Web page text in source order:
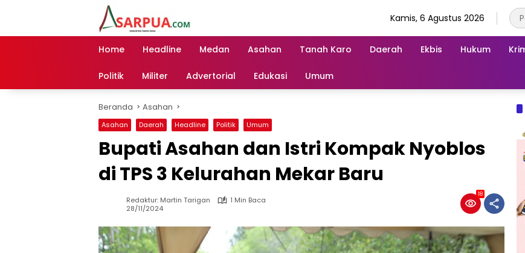
Kamis, 6 Agustus 2026
Home Headline Medan Asahan Tanah Karo Daerah Ekbis Hukum
Politik Militer Advertorial Edukasi Umum
Beranda Asahan
Asahan Daerah Headline Politik Umum
Bupati Asahan dan Istri Kompak Nyoblos
di TPS 3 Kelurahan Mekar Baru
Redaktur: Martin Tarigan
1 Min Baca
28/11/2024
18